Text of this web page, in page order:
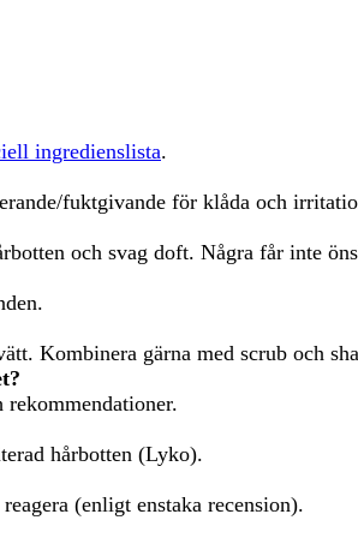
ingredienslista.
fuktgivande för klåda och
och svag doft. Några får inte
Kombinera gärna med scrub och
hårbotten (Lyko).
(enligt enstaka recension).